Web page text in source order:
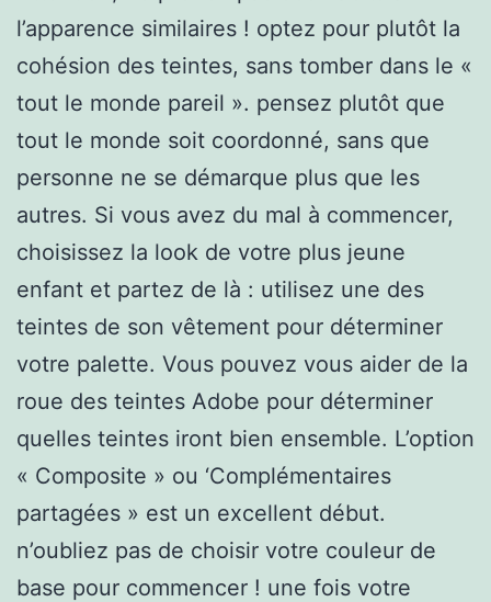
l’apparence similaires ! optez pour plutôt la
cohésion des teintes, sans tomber dans le «
tout le monde pareil ». pensez plutôt que
tout le monde soit coordonné, sans que
personne ne se démarque plus que les
autres. Si vous avez du mal à commencer,
choisissez la look de votre plus jeune
enfant et partez de là : utilisez une des
teintes de son vêtement pour déterminer
votre palette. Vous pouvez vous aider de la
roue des teintes Adobe pour déterminer
quelles teintes iront bien ensemble. L’option
« Composite » ou ‘Complémentaires
partagées » est un excellent début.
n’oubliez pas de choisir votre couleur de
base pour commencer ! une fois votre